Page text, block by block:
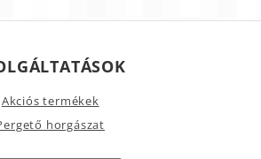
Akciós termékek
horgászat